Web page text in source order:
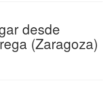
desde
(Zaragoza)